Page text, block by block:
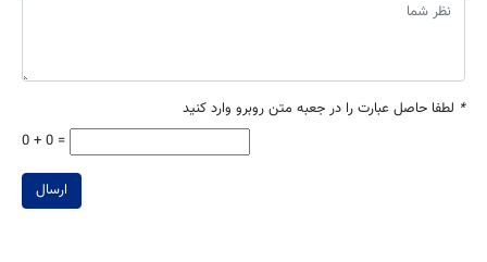
* لطفا حاصل عبارت را در جعبه متن روبرو وارد کنید
0 + 0 =
ارسال